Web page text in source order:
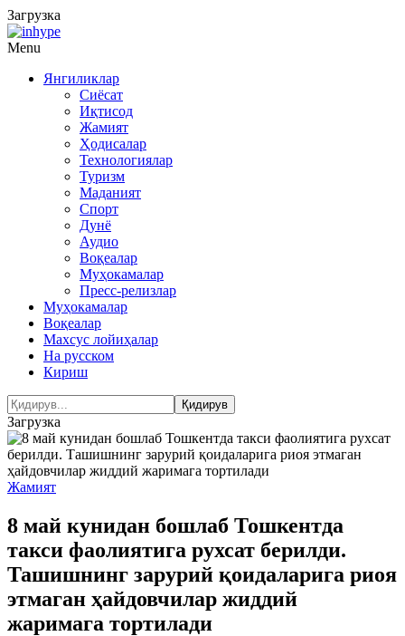
Загрузка
Menu
Янгиликлар
Сиёсат
Иқтисод
Жамият
Ҳодисалар
Технологиялар
Туризм
Маданият
Спорт
Дунё
Аудио
Воқеалар
Муҳокамалар
Пресс-релизлар
Муҳокамалар
Воқеалар
Махсус лойиҳалар
На русском
Кириш
Загрузка
Жамият
8 май кунидан бошлаб Тошкентда
такси фаолиятига рухсат берилди.
Ташишнинг зарурий қоидаларига риоя
этмаган ҳайдовчилар жиддий
жаримага тортилади